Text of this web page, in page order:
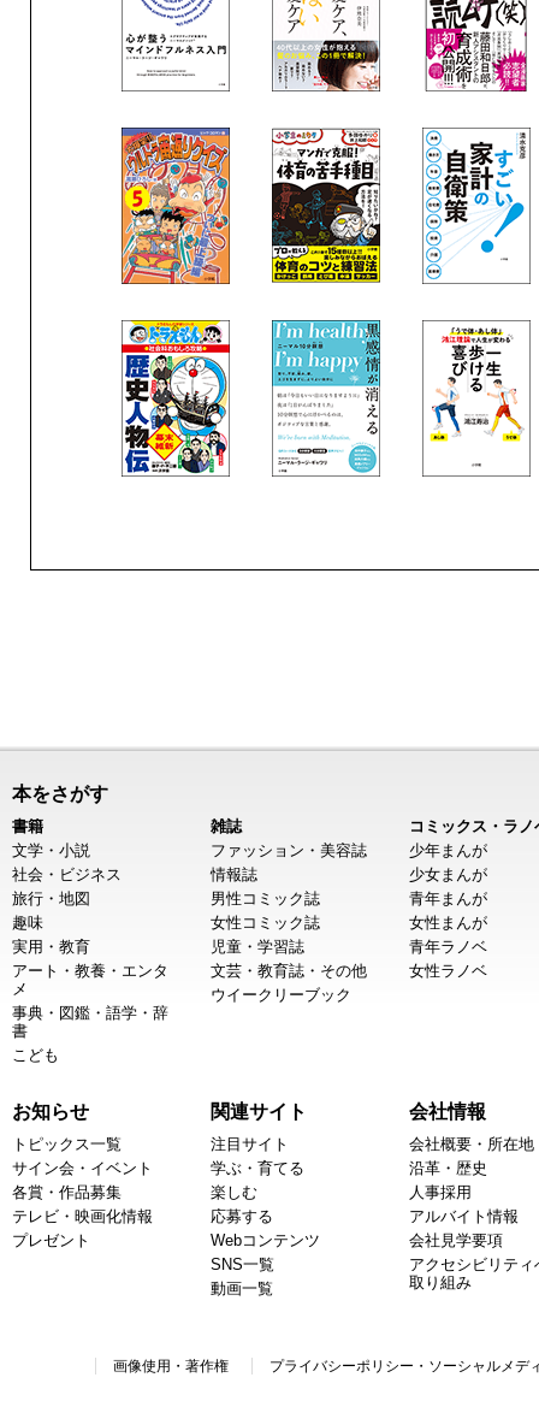
本をさがす
書籍
文学・小説
社会・ビジネス
旅行・地図
趣味
実用・教育
アート・教養・エンタ
メ
事典・図鑑・語学・辞
書
こども
雑誌
ファッション・美容誌
情報誌
男性コミック誌
女性コミック誌
児童・学習誌
文芸・教育誌・その他
ウイークリーブック
コミックス・ラノ
少年まんが
少女まんが
青年まんが
女性まんが
青年ラノベ
女性ラノベ
お知らせ
トピックス一覧
サイン会・イベント
各賞・作品募集
テレビ・映画化情報
プレゼント
関連サイト
注目サイト
学ぶ・育てる
楽しむ
応募する
Webコンテンツ
SNS一覧
動画一覧
会社情報
会社概要・所在地
沿革・歴史
人事採用
アルバイト情報
会社見学要項
アクセシビリティ
取り組み
画像使用・著作権 プライバシーポリシー・ソーシャルメデ